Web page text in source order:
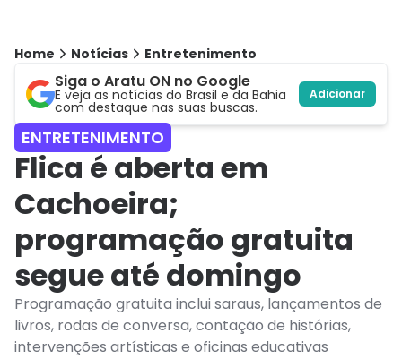
Home Notícias Entretenimento
Siga o Aratu ON no Google
E veja as notícias do Brasil e da Bahia
com destaque nas suas buscas.
Adicionar
ENTRETENIMENTO
Flica é aberta em
Cachoeira;
programação gratuita
segue até domingo
Programação gratuita inclui saraus, lançamentos de
livros, rodas de conversa, contação de histórias,
intervenções artísticas e oficinas educativas